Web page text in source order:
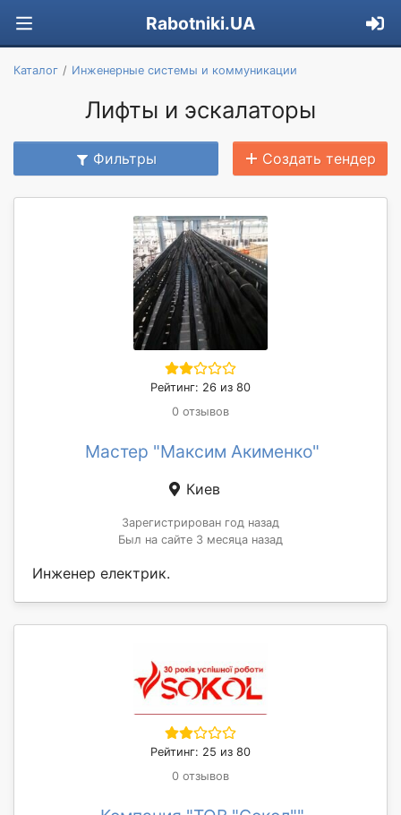
Rabotniki.UA
Каталог Инженерные системы и коммуникации
Лифты и эскалаторы
Фильтры Создать тендер
Рейтинг: 26 из 80
0 отзывов
Мастер "Максим Акименко"
Киев
Зарегистрирован год назад
Был на сайте 3 месяца назад
Инженер електрик.
Рейтинг: 25 из 80
0 отзывов